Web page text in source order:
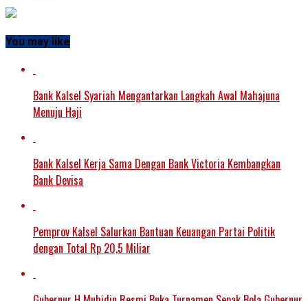
You may like
Bank Kalsel Syariah Mengantarkan Langkah Awal Mahajuna
Menuju Haji
Bank Kalsel Kerja Sama Dengan Bank Victoria Kembangkan
Bank Devisa
Pemprov Kalsel Salurkan Bantuan Keuangan Partai Politik
dengan Total Rp 20,5 Miliar